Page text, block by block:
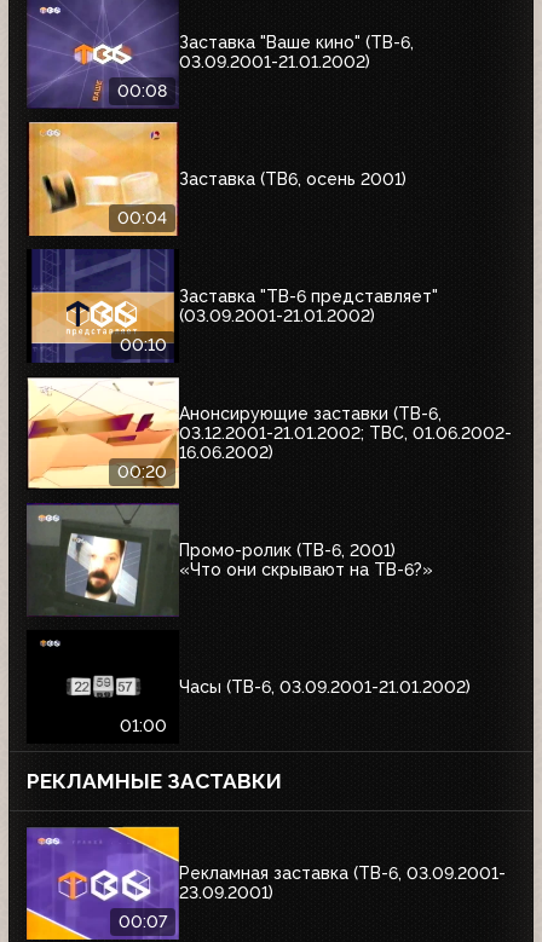
00:08
Заставка "Ваше кино" (ТВ-6,
03.09.2001-21.01.2002)
00:04
Заставка (ТВ6, осень 2001)
00:10
Заставка "ТВ-6 представляет"
(03.09.2001-21.01.2002)
00:20
Анонсирующие заставки (ТВ-6,
03.12.2001-21.01.2002; ТВС, 01.06.2002-
16.06.2002)
Промо-ролик (ТВ-6, 2001)
«Что они скрывают на ТВ-6?»
01:00
Часы (ТВ-6, 03.09.2001-21.01.2002)
РЕКЛАМНЫЕ ЗАСТАВКИ
00:07
Рекламная заставка (ТВ-6, 03.09.2001-
23.09.2001)